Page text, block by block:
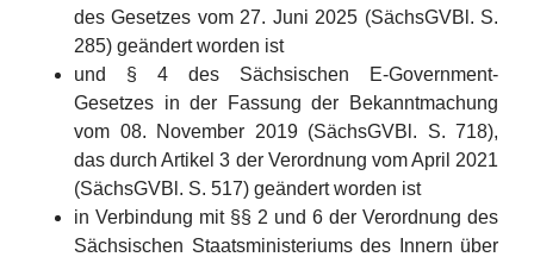
des Gesetzes vom 27. Juni 2025 (SächsGVBl. S.
285) geändert worden ist
und § 4 des Sächsischen E-Government-
Gesetzes in der Fassung der Bekanntmachung
vom 08. November 2019 (SächsGVBl. S. 718),
das durch Artikel 3 der Verordnung vom April 2021
(SächsGVBl. S. 517) geändert worden ist
in Verbindung mit §§ 2 und 6 der Verordnung des
Sächsischen Staatsministeriums des Innern über